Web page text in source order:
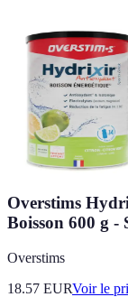
Overstims
Boisson 600 g
Overstims
18.57 EURVoir le